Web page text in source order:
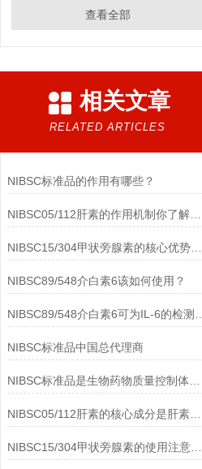
查看全部
相关文章
RELATED ARTICLES
NIBSC标准品的作用有哪些？
NIBSC05/112肝素的作用机制你了解多少？
NIBSC15/304甲状旁腺素的核心优势有哪些？
NIBSC89/548介白素6该如何使用？
NIBSC标准品中国总代理商
NIBSC标准品是生物药物质量控制体系中的基础工具
NIBSC05/112肝素的核心成分是肝素钠(Heparin Sodium)
NIBSC15/304甲状旁腺素的使用注意事项